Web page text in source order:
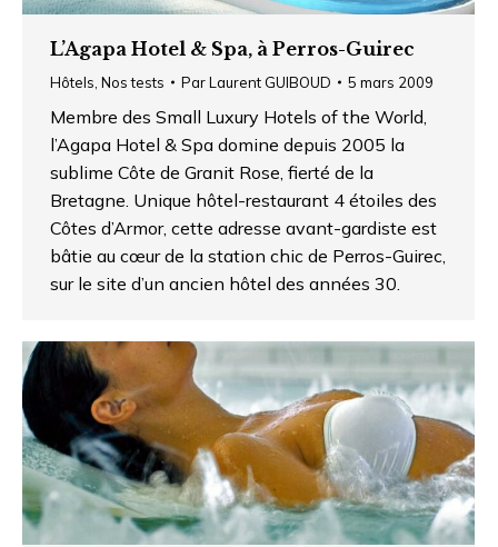
L’Agapa Hotel & Spa, à Perros-Guirec
Hôtels Nos tests ParLaurent GUIBOUD 5 mars 2009
Membre des Small Luxury Hotels of the World,
l’Agapa Hotel & Spa domine depuis 2005 la
sublime Côte de Granit Rose, fierté de la
Bretagne. Unique hôtel-restaurant 4 étoiles des
Côtes d’Armor, cette adresse avant-gardiste est
bâtie au cœur de la station chic de Perros-Guirec,
sur le site d’un ancien hôtel des années 30.